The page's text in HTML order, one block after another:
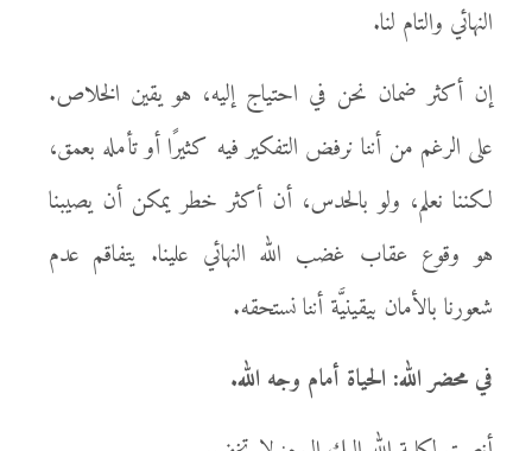
النهائي والتام لنا.
إن أكثر ضمان نحن في احتياج إليه، هو يقين الخلاص.
على الرغم من أننا نرفض التفكير فيه كثيرًا أو تأمله بعمق،
لكننا نعلم، ولو بالحدس، أن أكثر خطر يمكن أن يصيبنا
هو وقوع عقاب غضب الله النهائي علينا. يتفاقم عدم
شعورنا بالأمان بيقينيَّة أننا نستحقه.
في محضر الله: الحياة أمام وجه الله.